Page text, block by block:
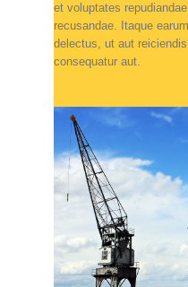
et voluptates
recusandae. Itaque
delectus, ut aut
consequatur aut.